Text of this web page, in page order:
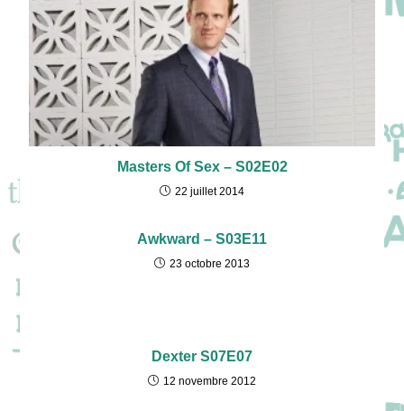
Masters Of Sex – S02E02
22 juillet 2014
Awkward – S03E11
23 octobre 2013
Dexter S07E07
12 novembre 2012